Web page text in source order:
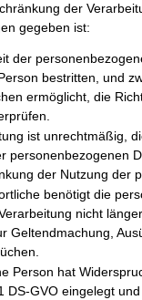
der
gegeben ist:
der
bestritten, und
ermöglicht, die
ist unrechtmäßig,
personenbezogenen
der Nutzung der
benötigt die
nicht
Geltendmachung,
Person hat
DS-GVO eingelegt